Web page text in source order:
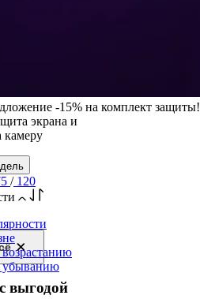
-15% на комплект защиты!
экрана и
камеру
/ 120
убыванию
выгодой